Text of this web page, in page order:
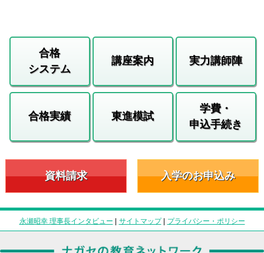
合格
システム
講座案内 実力講師陣
合格実績 東進模試
学費・
申込手続き
資料請求 入学のお申込み
永瀬昭幸 理事長インタビュー | サイトマップ| プライバシー・ポリシー